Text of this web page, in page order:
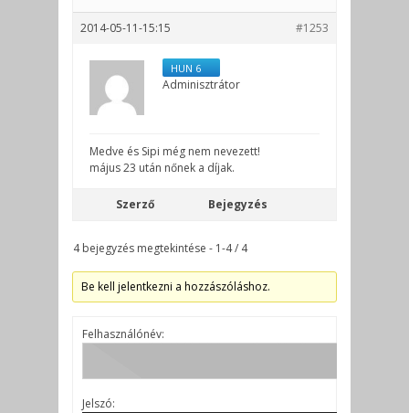
2014-05-11-15:15 #1253
HUN 6
Adminisztrátor
Medve és Sipi még nem nevezett!
május 23 után nőnek a díjak.
Szerző Bejegyzés
4 bejegyzés megtekintése - 1-4 / 4
Be kell jelentkezni a hozzászóláshoz.
Felhasználónév:
Jelszó: